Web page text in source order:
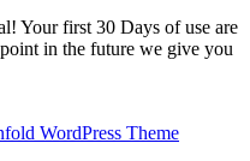
Your first 30 Days of use are
in the future we give you
WordPress Theme